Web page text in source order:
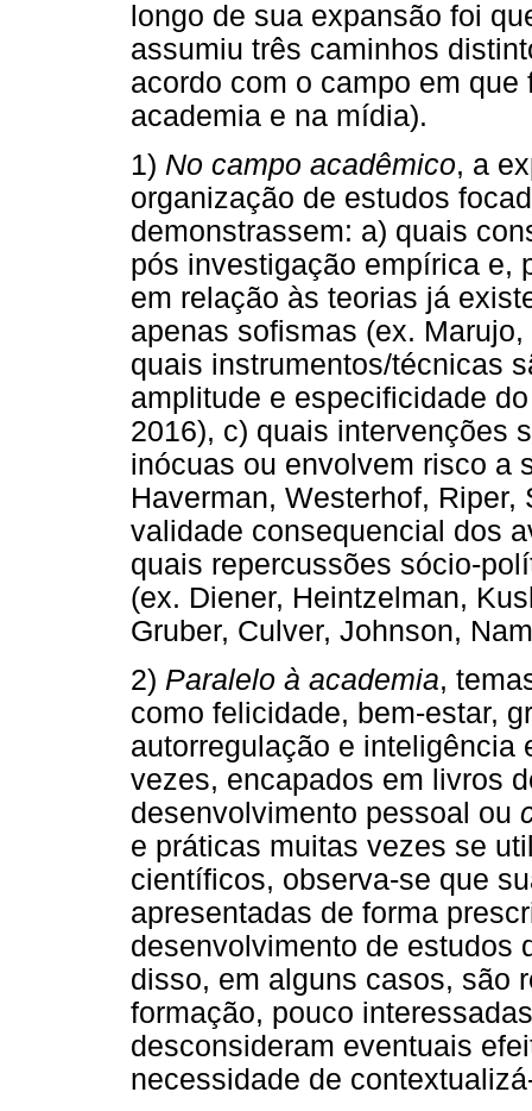
longo de sua expansão foi
assumiu três caminhos
acordo com o campo em
academia e na mídia).
1) No campo acadêmico, a
organização de estudos
demonstrassem: a) quais
pós investigação empírica e,
em relação às teorias já
apenas sofismas (ex.
quais instrumentos/técnicas
amplitude e especificidade
2016), c) quais intervenções
inócuas ou envolvem risco a
Haverman, Westerhof,
validade consequencial dos
quais repercussões sócio-
(ex. Diener, Heintzelman,
Gruber, Culver, Johnson,
2) Paralelo à academia,
como felicidade, bem-estar,
autorregulação e inteligência
vezes, encapados em livros
desenvolvimento pessoal ou
e práticas muitas vezes se
científicos, observa-se que
apresentadas de forma
desenvolvimento de estudos
disso, em alguns casos, são
formação, pouco
desconsideram eventuais
necessidade de